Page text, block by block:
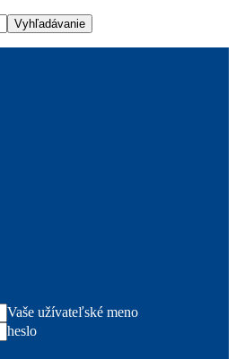
Vaše užívateľské meno
heslo